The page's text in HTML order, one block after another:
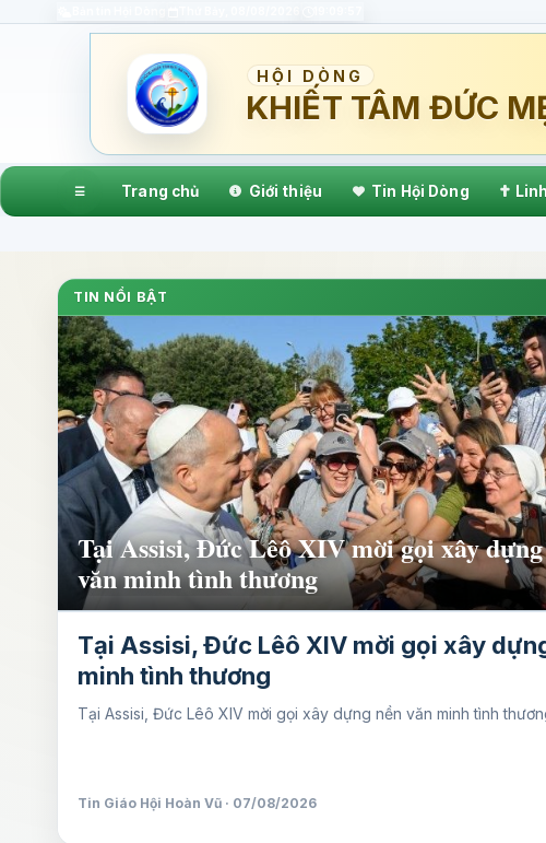
HỘI DÒNG
KHIẾT TÂM ĐỨC
☰ Trang chủ Giới thiệu Tin Hội Dòng
TIN NỔI BẬT
Đại hội Giáo lý Toàn quốc lần thứ VII
trong hiệp thông và mở…
Đại hội Giáo lý Toàn quốc lần thứ VII
hiệp thông và mở ra một hướng đi mới
Đại hội Giáo lý Toàn quốc lần thứ VII khép lại trong hiệp thông và
Tin Giáo Hội Việt Nam · 07/08/2026